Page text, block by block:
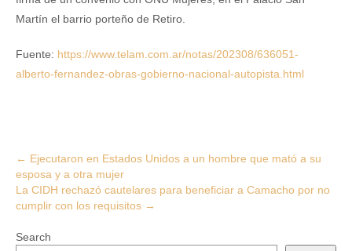
Martín el barrio porteño de Retiro.
Fuente: https://www.telam.com.ar/notas/202308/636051-
alberto-fernandez-obras-gobierno-nacional-autopista.html
Post
navigation
← Ejecutaron en Estados Unidos a un hombre que mató a su
esposa y a otra mujer
La CIDH rechazó cautelares para beneficiar a Camacho por no
cumplir con los requisitos →
Search